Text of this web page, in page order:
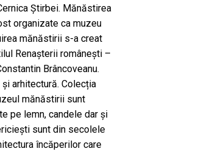
Știrbei. Mănăstirea
organizate ca muzeu
mănăstirii s-a creat
Renașterii românești –
Brâncoveanu.
arhitectură. Colecția
mănăstirii sunt
pe lemn, candele dar și
sunt din secolele
încăperilor care